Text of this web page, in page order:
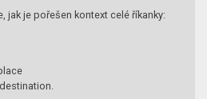
jak je pořešen kontext celé říkanky:
destination.